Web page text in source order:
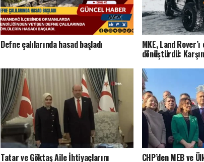
Defne çalılarında hasad başladı MKE, Land
dönüştürdü:
Tatar ve Göktaş Aile İhtiyaçlarını CHP’den MEB ve